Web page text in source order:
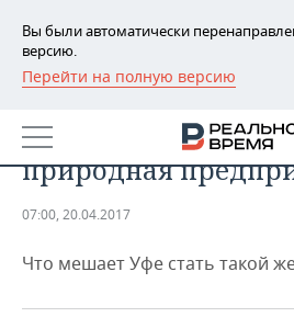
Вы были автоматически
версию.
Перейти на полную версию
РЕГИОНЫ
БАШКОРТОСТАН
ТАТАРСТАН
НОВОСТИ
АНАЛИТИКА
ДЕКЛАРАЦИИ О ДОХОДАХ
НОВОСТИ ЭКОНОМИКИ
ПРОМЫШЛЕННОСТЬ
уфимца: потенциал
природная
07:00, 20.04.2017
Что мешает Уфе стать такой